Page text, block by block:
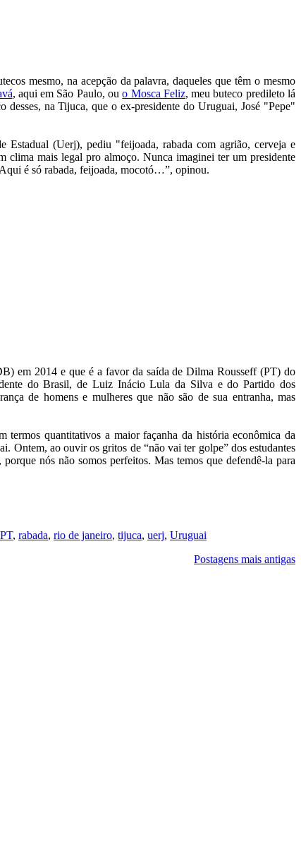
mesmo, na acepção da palavra, daqueles que têm o mesmo
, aqui em São Paulo, ouo Mosca Feliz, meu buteco predileto lá
na Tijuca, que o ex-presidente do Uruguai, José "Pepe"
Estadual (Uerj), pediu "feijoada, rabada com agrião, cerveja e
mais legal pro almoço. Nunca imaginei ter um presidente
é só rabada, feijoada, mocotó…”, opinou.
em 2014 e que é a favor da saída de Dilma Rousseff (PT) do
do Brasil, de Luiz Inácio Lula da Silva e do Partido dos
de homens e mulheres que não são de sua entranha, mas
quantitativos a maior façanha da história econômica da
Ontem, ao ouvir os gritos de “não vai ter golpe” dos estudantes
nós não somos perfeitos. Mas temos que defendê-la para
PT, rabada, rio de janeiro, tijuca, uerj, Uruguai
Postagens mais antigas